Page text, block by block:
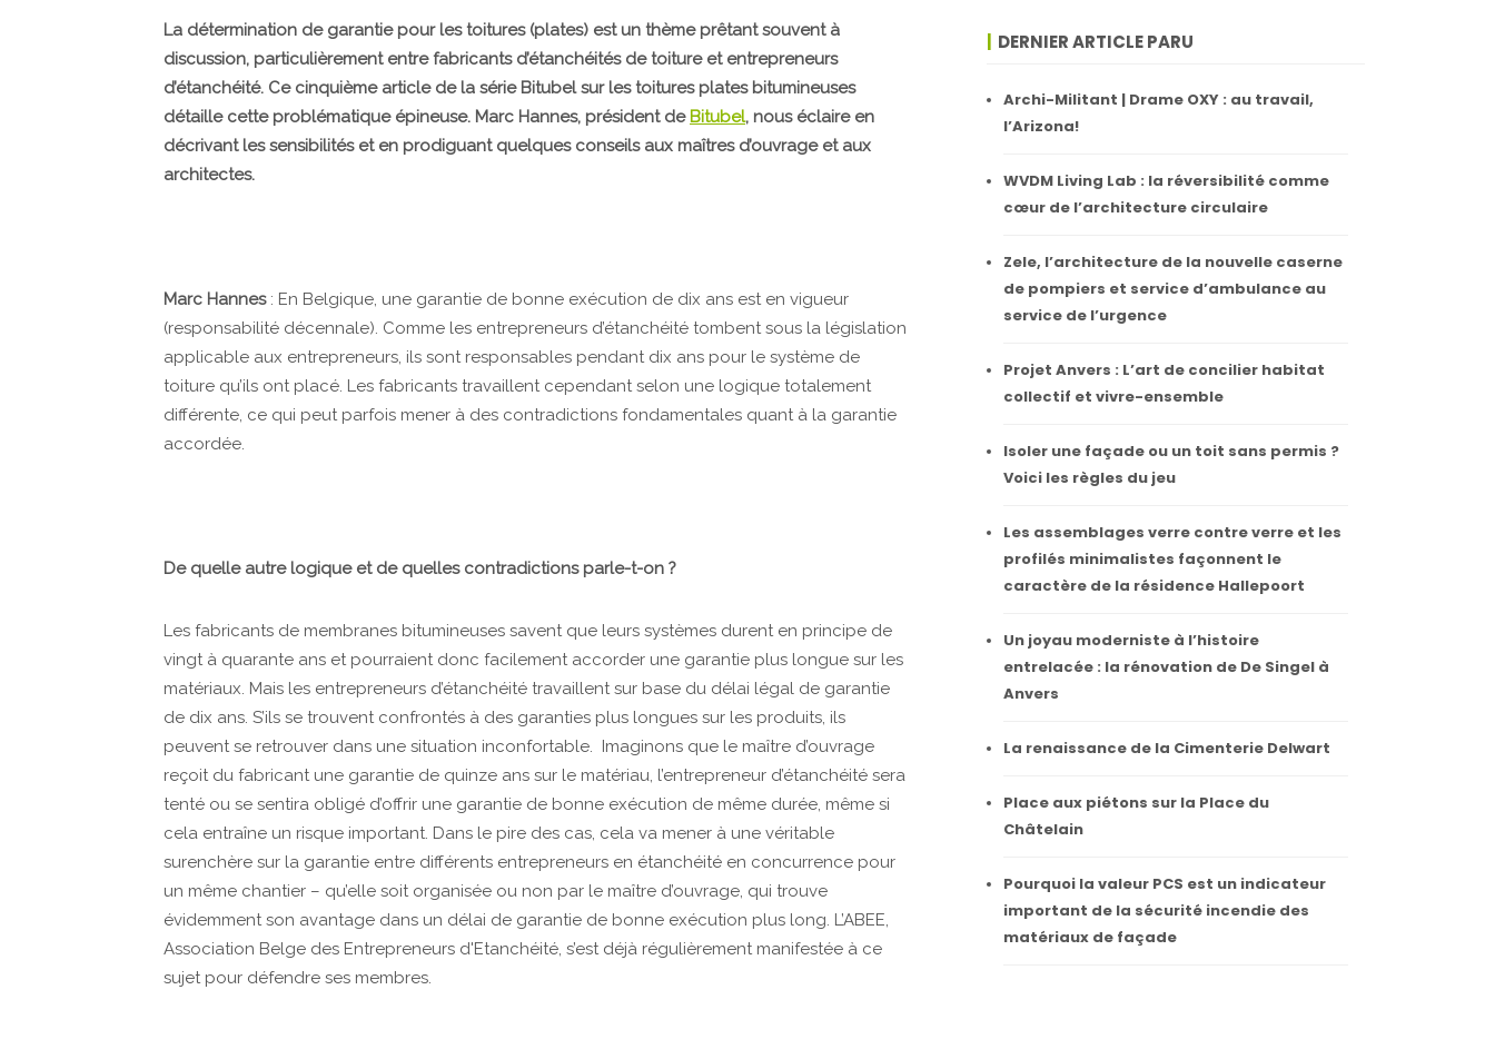
La détermination de garantie pour les toitures (plates) est un thème prêtant souvent à
discussion, particulièrement entre fabricants d’étanchéités de toiture et entrepreneurs
d’étanchéité. Ce cinquième article de la série Bitubel sur les toitures plates bitumineuses
détaille cette problématique épineuse. Marc Hannes, président de Bitubel, nous éclaire en
décrivant les sensibilités et en prodiguant quelques conseils aux maîtres d’ouvrage et aux
architectes.
Marc Hannes : En Belgique, une garantie de bonne exécution de dix ans est en vigueur
(responsabilité décennale). Comme les entrepreneurs d’étanchéité tombent sous la législation
applicable aux entrepreneurs, ils sont responsables pendant dix ans pour le système de
toiture qu’ils ont placé. Les fabricants travaillent cependant selon une logique totalement
différente, ce qui peut parfois mener à des contradictions fondamentales quant à la garantie
accordée.
De quelle autre logique et de quelles contradictions parle-t-on ?
Les fabricants de membranes bitumineuses savent que leurs systèmes durent en principe de
vingt à quarante ans et pourraient donc facilement accorder une garantie plus longue sur les
matériaux. Mais les entrepreneurs d’étanchéité travaillent sur base du délai légal de garantie
de dix ans. S’ils se trouvent confrontés à des garanties plus longues sur les produits, ils
peuvent se retrouver dans une situation inconfortable. Imaginons que le maître d’ouvrage
reçoit du fabricant une garantie de quinze ans sur le matériau, l’entrepreneur d’étanchéité sera
tenté ou se sentira obligé d’offrir une garantie de bonne exécution de même durée, même si
cela entraîne un risque important. Dans le pire des cas, cela va mener à une véritable
surenchère sur la garantie entre différents entrepreneurs en étanchéité en concurrence pour
un même chantier – qu’elle soit organisée ou non par le maître d’ouvrage, qui trouve
évidemment son avantage dans un délai de garantie de bonne exécution plus long. L’ABEE,
Association Belge des Entrepreneurs d'Etanchéité, s’est déjà régulièrement manifestée à ce
sujet pour défendre ses membres.
DERNIER ARTICLE PARU
Archi-Militant | Drame OXY : au travail,
l’Arizona!
WVDM Living Lab : la réversibilité comme
cœur de l’architecture circulaire
Zele, l’architecture de la nouvelle caserne
de pompiers et service d’ambulance au
service de l’urgence
Projet Anvers : L’art de concilier habitat
collectif et vivre-ensemble
Isoler une façade ou un toit sans permis ?
Voici les règles du jeu
Les assemblages verre contre verre et les
profilés minimalistes façonnent le
caractère de la résidence Hallepoort
Un joyau moderniste à l’histoire
entrelacée : la rénovation de De Singel à
Anvers
La renaissance de la Cimenterie Delwart
Place aux piétons sur la Place du
Châtelain
Pourquoi la valeur PCS est un indicateur
important de la sécurité incendie des
matériaux de façade